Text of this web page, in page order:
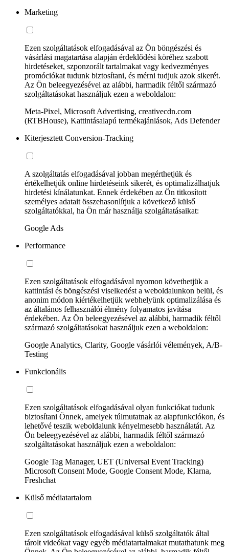
Marketing
Ezen szolgáltatások elfogadásával az Ön böngészési és
vásárlási magatartása alapján érdeklődési köréhez szabott
hirdetéseket, szponzorált tartalmakat vagy kedvezményes
promóciókat tudunk biztosítani, és mérni tudjuk azok sikerét.
Az Ön beleegyezésével az alábbi, harmadik féltől származó
szolgáltatásokat használjuk ezen a weboldalon:
Meta-Pixel, Microsoft Advertising, creativecdn.com
(RTBHouse), Kattintásalapú termékajánlások, Ads Defender
Kiterjesztett Conversion-Tracking
A szolgáltatás elfogadásával jobban megérthetjük és
értékelhetjük online hirdetéseink sikerét, és optimalizálhatjuk
hirdetési kínálatunkat. Ennek érdekében az Ön titkosított
személyes adatait összehasonlítjuk a következő külső
szolgáltatókkal, ha Ön már használja szolgáltatásaikat:
Google Ads
Performance
Ezen szolgáltatások elfogadásával nyomon követhetjük a
kattintási és böngészési viselkedést a weboldalunkon belül, és
anonim módon kiértékelhetjük webhelyünk optimalizálása és
az általános felhasználói élmény folyamatos javítása
érdekében. Az Ön beleegyezésével az alábbi, harmadik féltől
származó szolgáltatásokat használjuk ezen a weboldalon:
Google Analytics, Clarity, Google vásárlói vélemények, A/B-
Testing
Funkcionális
Ezen szolgáltatások elfogadásával olyan funkciókat tudunk
biztosítani Önnek, amelyek túlmutatnak az alapfunkciókon, és
lehetővé teszik weboldalunk kényelmesebb használatát. Az
Ön beleegyezésével az alábbi, harmadik féltől származó
szolgáltatásokat használjuk ezen a weboldalon:
Google Tag Manager, UET (Universal Event Tracking)
Microsoft Consent Mode, Google Consent Mode, Klarna,
Freshchat
Külső médiatartalom
Ezen szolgáltatások elfogadásával külső szolgáltatók által
tárolt videókat vagy egyéb médiatartalmakat mutathatunk meg